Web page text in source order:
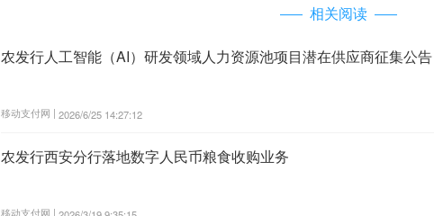
相关阅读
农发行人工智能（AI）研发领域人力资源池项目潜在供应商征集公告
移动支付网 | 2026/6/25 14:27:12
农发行西安分行落地数字人民币粮食收购业务
移动支付网 |